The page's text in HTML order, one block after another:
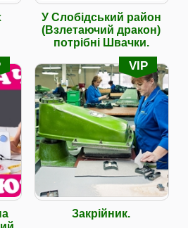
У Слобідський район
(Взлетаючий дракон)
потрібні Швачки.
VIP
Закрійник.